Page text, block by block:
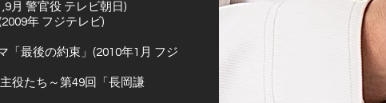
月 警官役 テレビ朝日)
年 フジテレビ)
「最後の約束」(2010年1月 フジ
役たち～第49回「長岡謙